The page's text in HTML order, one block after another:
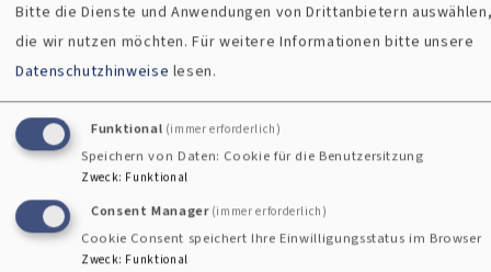
Christuskirche on Tour - Station in
Buchendorf
Mit„Christuskirche on Tour“unterwegs
zu den Kirchen in den Außenorten Gautings.
Bitte die Dienste und Anwendungen von Drittanbietern
die wir nutzen möchten.Für weitere Informationen bitte unsere
Datenschutzhinweise lesen.
Funktional (immer erforderlich)
Speichern von Daten: Cookie für die Benutzersitzung
Zweck: Funktional
Consent Manager (immer erforderlich)
Cookie Consent speichert Ihre Einwilligungsstatus im Browser
Zweck: Funktional